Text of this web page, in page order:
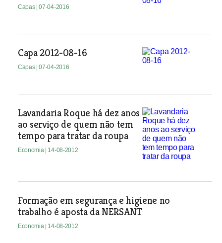
Capas | 07-04-2016
Capa 2012-08-16
Capas | 07-04-2016
Lavandaria Roque há dez anos
ao serviço de quem não tem
tempo para tratar da roupa
Economia | 14-08-2012
Formação em segurança e higiene no
trabalho é aposta da NERSANT
Economia | 14-08-2012